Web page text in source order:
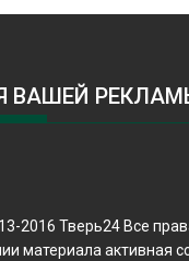
ВАШЕЙ
2016 Тверь24 Все
материала активная